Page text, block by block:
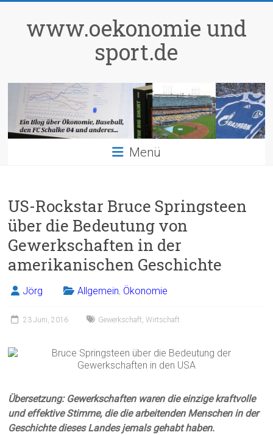
springenwww.oekonomie und
sport.de
Menü
US-Rockstar Bruce Springsteen
über die Bedeutung von
Gewerkschaften in der
amerikanischen Geschichte
Jörg Allgemein, Ökonomie
23 Juni, 2016 Gewerkschaft,Wirtschaft
Übersetzung: Gewerkschaften waren die einzige kraftvolle
und effektive Stimme, die die arbeitenden Menschen in der
Geschichte dieses Landes jemals gehabt haben.